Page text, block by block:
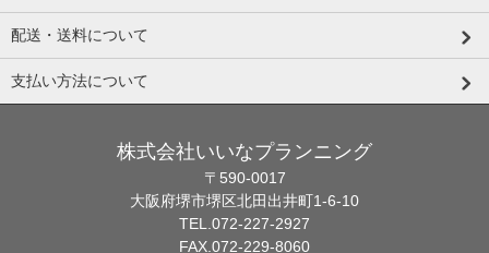
配送・送料について
支払い方法について
株式会社いいなプランニング
〒590-0017
大阪府堺市堺区北田出井町1-6-10
TEL.072-227-2927
FAX.072-229-8060